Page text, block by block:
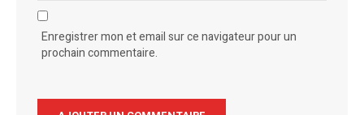
Enregistrer mon et email sur ce navigateur pour un
prochain commentaire.